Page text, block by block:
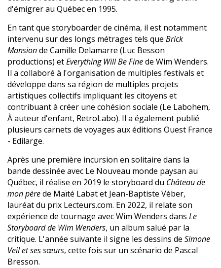
d'émigrer au Québec en 1995.
En tant que storyboarder de cinéma, il est notamment
intervenu sur des longs métrages tels que Brick
Mansionde Camille Delamarre (Luc Besson
productions) etEverything Will Be Finede Wim Wenders.
Il a collaboré à l'organisation de multiples festivals et
développe dans sa région de multiples projets
artistiques collectifs impliquant les citoyens et
contribuant à créer une cohésion sociale (Le Labohem,
À auteur d'enfant, RetroLabo). Il a également publié
plusieurs carnets de voyages aux éditions Ouest France
- Edilarge.
Après une première incursion en solitaire dans la
bande dessinée avec Le Nouveau monde paysan au
Québec, il réalise en 2019 le storyboard du Château de
mon pèrede Maïté Labat et Jean-Baptiste Véber,
lauréat du prix Lecteurs.com. En 2022, il relate son
expérience de tournage avec Wim Wenders dans Le
Storyboard de Wim Wenders, un album salué par la
critique. L'année suivante il signe les dessins de Simone
Veil et ses sœurs, cette fois sur un scénario de Pascal
Bresson.